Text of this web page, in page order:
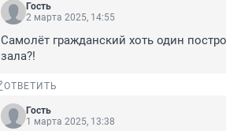
Гость
2 марта 2025, 14:55
Самолёт гражданский хоть один
зала?!
ОТВЕТИТЬ
Гость
1 марта 2025, 13:38